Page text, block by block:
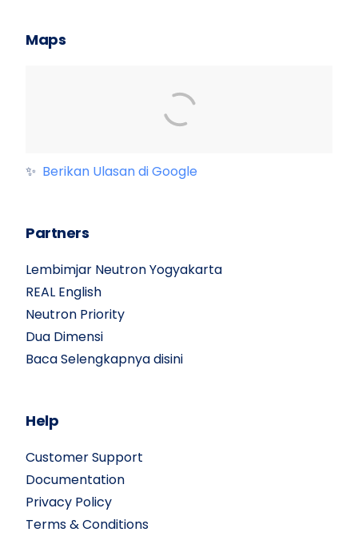
Maps
✨ Berikan Ulasan di Google
Partners
Lembimjar Neutron Yogyakarta
REAL English
Neutron Priority
Dua Dimensi
Baca Selengkapnya disini
Help
Customer Support
Documentation
Privacy Policy
Terms & Conditions